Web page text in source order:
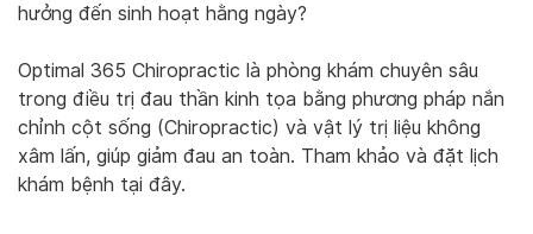
hưởng đến sinh hoạt hằng ngày?
Optimal 365 Chiropractic là phòng khám chuyên sâu
trong điều trị đau thần kinh tọa bằng phương pháp nắn
chỉnh cột sống (Chiropractic) và vật lý trị liệu không
xâm lấn, giúp giảm đau an toàn. Tham khảo và đặt lịch
khám bệnh tại đây.